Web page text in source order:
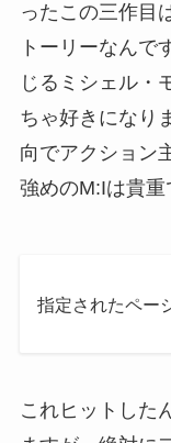
ったこの三作目
トーリーなんで
じるミシェル・
ちゃ好きになり
向でアクション
強めのM:Iは貴重
指定されたペー
これヒットした